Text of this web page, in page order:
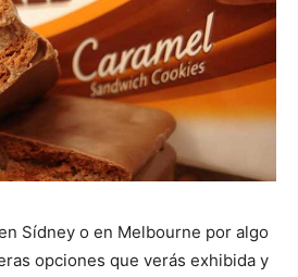
Sídney o en Melbourne por algo
opciones que verás exhibida y